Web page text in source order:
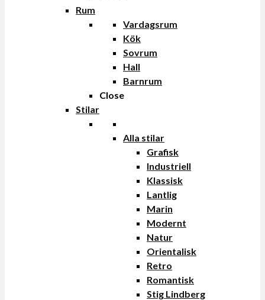
Rum
Vardagsrum
Kök
Sovrum
Hall
Barnrum
Close
Stilar
Alla stilar
Grafisk
Industriell
Klassisk
Lantlig
Marin
Modernt
Natur
Orientalisk
Retro
Romantisk
Stig Lindberg